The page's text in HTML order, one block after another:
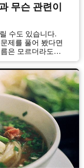
무슨 관련이
수도 있습니다.
제를 풀어 봤다면
은 모르더라도
퍼즐 자체는